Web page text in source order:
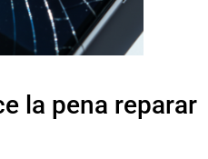
la pena reparar